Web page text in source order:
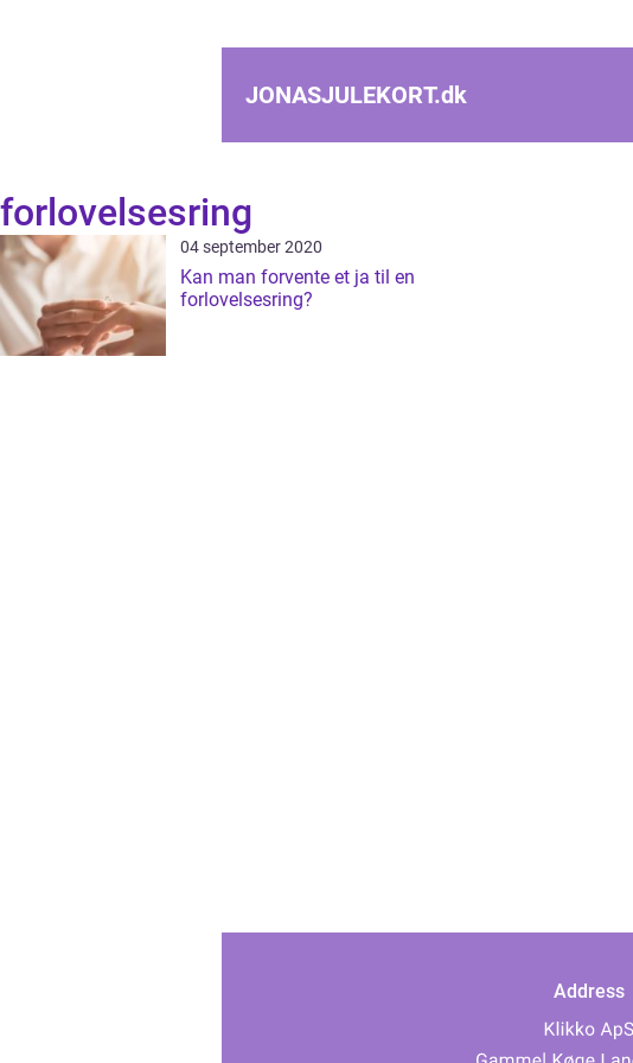
JONASJULEKORT.dk
forlovelsesring
04 september 2020
Kan man forvente et ja til en
forlovelsesring?
Address